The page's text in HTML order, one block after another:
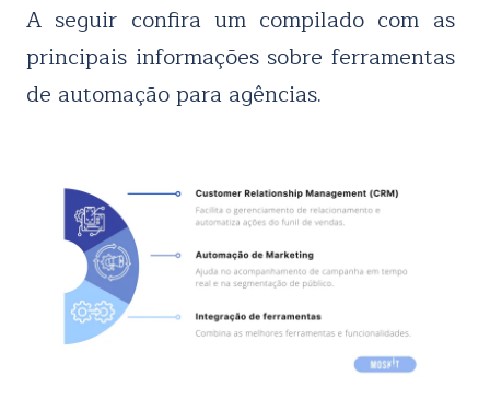
A seguir confira um compilado com as
principais informações sobre ferramentas
de automação para agências.